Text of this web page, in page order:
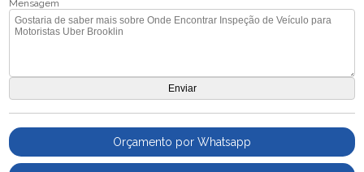
Mensagem
Orçamento por Whatsapp